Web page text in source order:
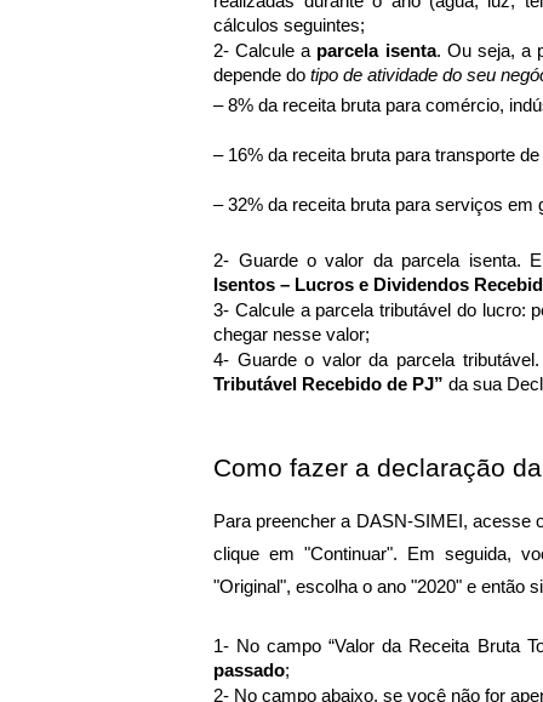
cálculos seguintes;
2- Calcule a parcela isenta. Ou seja, a
depende do tipo de atividade do seu
– 8% da receita bruta para comércio,
– 16% da receita bruta para transporte
– 32% da receita bruta para serviços em
2- Guarde o valor da parcela isenta.
Isentos – Lucros e Dividendos
3- Calcule a parcela tributável do lucro:
chegar nesse valor;
4- Guarde o valor da parcela
Tributável Recebido de PJ” da sua
Como fazer a declaração
Para preencher a DASN-SIMEI, acesse
clique em "Continuar". Em seguida,
"Original", escolha o ano "2020" e então
1- No campo “Valor da Receita Bruta
passado;
2- No campo abaixo, se você não for